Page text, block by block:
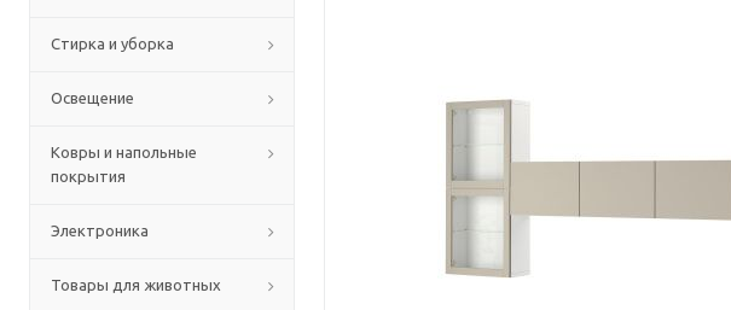
Стирка и уборка
Освещение
Ковры и напольные
покрытия
Электроника
Товары для животных